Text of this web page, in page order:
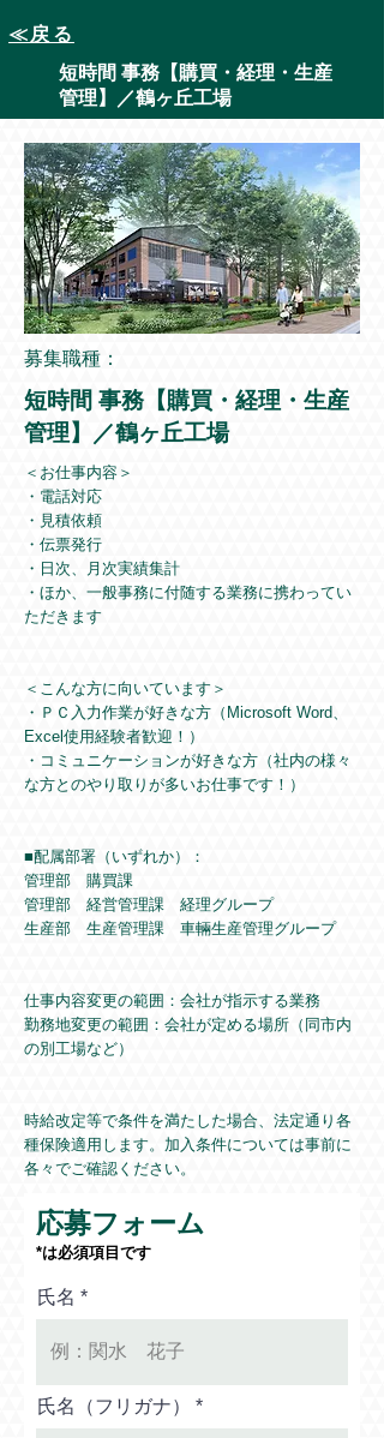
≪戻る
短時間 事務【購買・経理・生産
管理】／鶴ヶ丘工場
募集職種：
短時間 事務【購買・経理・生産
管理】／鶴ヶ丘工場
＜お仕事内容＞
・電話対応
・見積依頼
・伝票発行
・日次、月次実績集計
・ほか、一般事務に付随する業務に携わってい
ただきます
＜こんな方に向いています＞
・ＰＣ入力作業が好きな方（Microsoft Word、
Excel使用経験者歓迎！）
・コミュニケーションが好きな方（社内の様々
な方とのやり取りが多いお仕事です！）
■配属部署（いずれか）：
管理部 購買課
管理部 経営管理課 経理グループ
生産部 生産管理課 車輛生産管理グループ
仕事内容変更の範囲：会社が指示する業務
勤務地変更の範囲：会社が定める場所（同市内
の別工場など）
時給改定等で条件を満たした場合、法定通り各
種保険適用します。加入条件については事前に
各々でご確認ください。
応募フォーム
*は必須項目です
氏名
氏名（フリガナ）